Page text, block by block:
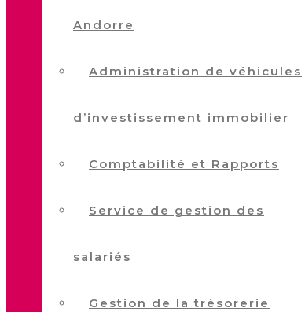
Andorre
Administration de véhicules
d’investissement immobilier
Comptabilité et Rapports
Service de gestion des
salariés
Gestion de la trésorerie